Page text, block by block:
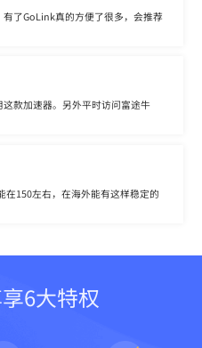
了GoLink真的方便了很多，会推荐
款加速器。另外平时访问富途牛
150左右，在海外能有这样稳定的
6大特权